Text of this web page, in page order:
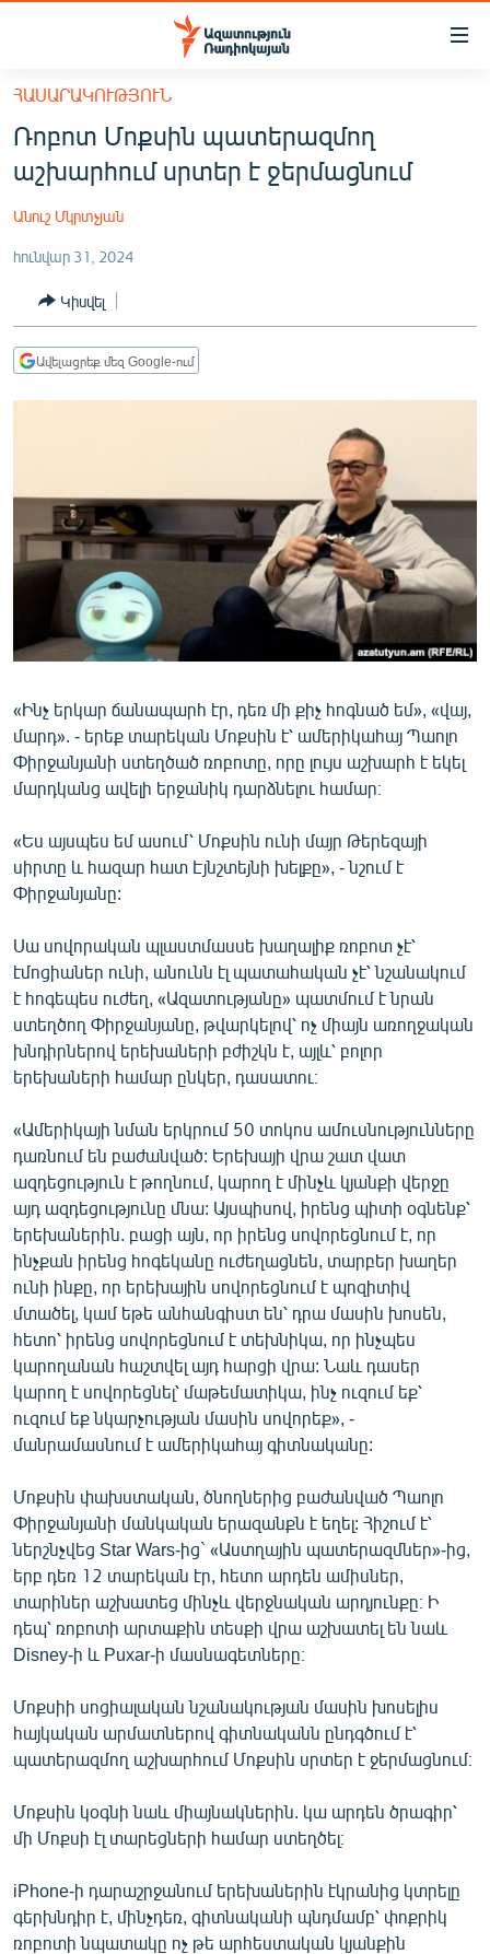
Մատչելիության
հիմնական
բովանդակությանը
Անցնել
հիմնական
մենյուին
ՀԱՅԱՍՏԱՆ
ՔԱՂԱՔԱԿԱՆ
ԸՆՏՐՈՒԹՅՈՒՆՆԵՐ 2026
ԻՐԱՎՈՒՆՔ
ՀԱՍԱՐԱԿՈՒԹՅՈՒՆ
ՏՆՏԵՍՈՒԹՅՈՒՆ
ՄԻՋԱԶԳԱՅԻՆ
ՄՇԱԿՈՒՅԹ
ՄԵԿՆԱԲԱՆՈՒԹՅՈՒՆ
ՏՏ ԵՒ ԻՆՏԵՐՆԵՏ
ԿՈՐՈՆԱՎԻՐՈՒՍ
ԱՐԽԻՎ
ՏԵՍԱՆՅՈՒԹԵՐ
ՁԳՏԵԼՈՎ ԼԱՎԱԳՈՒՅՆԻՆ
ՓՈԴՔԱՍԹ
Հայերեն
English
Русский
«Ազատության» բոլոր կայքերը
ՀԱՍԱՐԱԿՈՒԹՅՈՒՆ
Ռոբոտ Մոքսին պատերազմող
աշխարհում սրտեր է ջերմացնում
Անուշ Մկրտչյան
հունվար 31, 2024
Կիսվել
Ավելացրեք մեզ Google-ում
«Ինչ երկար ճանապարհ էր, դեռ մի քիչ հոգնած եմ», «վայ,
մարդ». - երեք տարեկան Մոքսին է՝ ամերիկահայ Պաոլո
Փիրջանյանի ստեղծած ռոբոտը, որը լույս աշխարհ է եկել
մարդկանց ավելի երջանիկ դարձնելու համար։
«Ես այսպես եմ ասում՝ Մոքսին ունի մայր Թերեզայի
սիրտը և հազար հատ Էյնշտեյնի խելքը», - նշում է
Փիրջանյանը:
Սա սովորական պլաստմասսե խաղալիք ռոբոտ չէ՝
էմոցիաներ ունի, անունն էլ պատահական չէ՝ նշանակում
է հոգեպես ուժեղ, «Ազատությանը» պատմում է նրան
ստեղծող Փիրջանյանը, թվարկելով՝ ոչ միայն առողջական
խնդիրներով երեխաների բժիշկն է, այլև՝ բոլոր
երեխաների համար ընկեր, դասատու։
«Ամերիկայի նման երկրում 50 տոկոս ամուսնությունները
դառնում են բաժանված: Երեխայի վրա շատ վատ
ազդեցություն է թողնում, կարող է մինչև կյանքի վերջը
այդ ազդեցությունը մնա: Այսպիսով, իրենց պիտի օգնենք՝
երեխաներին. բացի այն, որ իրենց սովորեցնում է, որ
ինչքան իրենց հոգեկանը ուժեղացնեն, տարբեր խաղեր
ունի ինքը, որ երեխային սովորեցնում է պոզիտիվ
մտածել, կամ եթե անհանգիստ են՝ դրա մասին խոսեն,
հետո՝ իրենց սովորեցնում է տեխնիկա, որ ինչպես
կարողանան հաշտվել այդ հարցի վրա: Նաև դասեր
կարող է սովորեցնել՝ մաթեմատիկա, ինչ ուզում եք՝
ուզում եք նկարչության մասին սովորեք», -
մանրամասնում է ամերիկահայ գիտնականը:
Մոքսին փախստական, ծնողներից բաժանված Պաոլո
Փիրջանյանի մանկական երազանքն է եղել: Հիշում է՝
ներշնչվեց Star Wars-ից` «Աստղային պատերազմներ»-ից,
երբ դեռ 12 տարեկան էր, հետո արդեն ամիսներ,
տարիներ աշխատեց մինչև վերջնական արդյունքը։ Ի
դեպ՝ ռոբոտի արտաքին տեսքի վրա աշխատել են նաև
Disney-ի և Puxar-ի մասնագետները։
Մոքսիի սոցիալական նշանակության մասին խոսելիս
հայկական արմատներով գիտնականն ընդգծում է՝
պատերազմող աշխարհում Մոքսին սրտեր է ջերմացնում։
Մոքսին կօգնի նաև միայնակներին. կա արդեն ծրագիր՝
մի Մոքսի էլ տարեցների համար ստեղծել։
iPhone-ի դարաշրջանում երեխաներին էկրանից կտրելը
գերխնդիր է, մինչդեռ, գիտնականի պնդմամբ՝ փոքրիկ
ռոբոտի նպատակը ոչ թե արհեստական կյանքին